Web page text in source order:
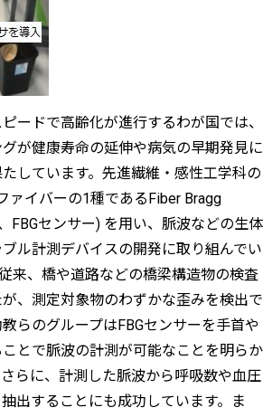
ードで高齢化が進行するわが国では、
が健康寿命の延伸や病気の早期発見に
しています。先進繊維・感性工学科の
ァイバーの1種であるFiber Bragg
FBGセンサー) を用い、脈波などの生体
ル計測デバイスの開発に取り組んでい
来、橋や道路などの橋梁構造物の検査
、測定対象物のわずかな歪みを検出で
らのグループはFBGセンサーを手首や
とで脈波の計測が可能なことを明らか
らに、計測した脈波から呼吸数や血圧
出することにも成功しています。ま